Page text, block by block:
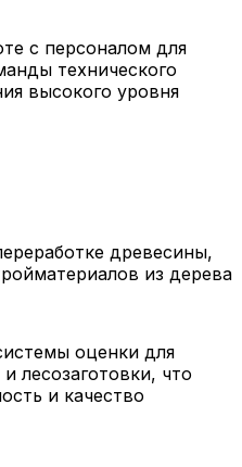
с персоналом для
технического
высокого уровня
древесины,
из дерева
оценки для
лесозаготовки, что
и качество